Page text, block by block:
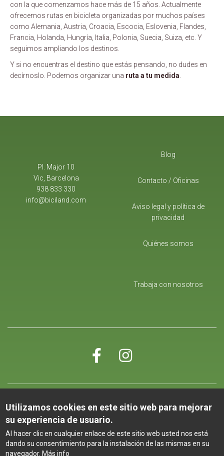
con la que comenzamos hace más de 15 años. Actualmente
ofrecemos rutas en bicicleta organizadas por muchos países
como Alemania, Austria, Croacia, Escocia, Eslovenia, Flandes,
Francia, Holanda, Hungría, Italia, Polonia, Suecia, Suiza, etc. Y
seguimos ampliando los destinos.
Y si no encuentras el destino que estás pensando, no dudes en
decírnoslo. Podemos organizar una ruta a tu medida
Pl. Major 10
Vic, Barcelona
938 833 330
info@biciland.com
Blog
Contacto / Oficinas
Aviso legal y política de
privacidad
Quiénes somos
Trabaja con nosotros
Menú
corporativo
Viatges Alemany Suiza Vacaciones
Swiss Trains Terranova Tours
Utilizamos cookies en este sitio web para mejorar
su experiencia de usuario.
Al hacer clic en cualquier enlace de este sitio web usted nos está
dando su consentimiento para la instalación de las mismas en su
navegador. Más info